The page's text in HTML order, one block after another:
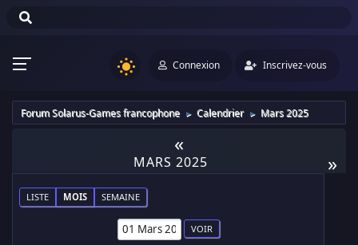
Connexion Inscrivez-vous
Forum Solarus-Games francophone ► Calendrier ► Mars 2025
«
»
MARS 2025
LISTE MOIS SEMAINE